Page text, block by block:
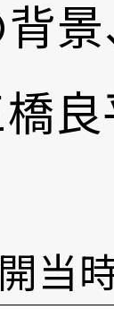
当